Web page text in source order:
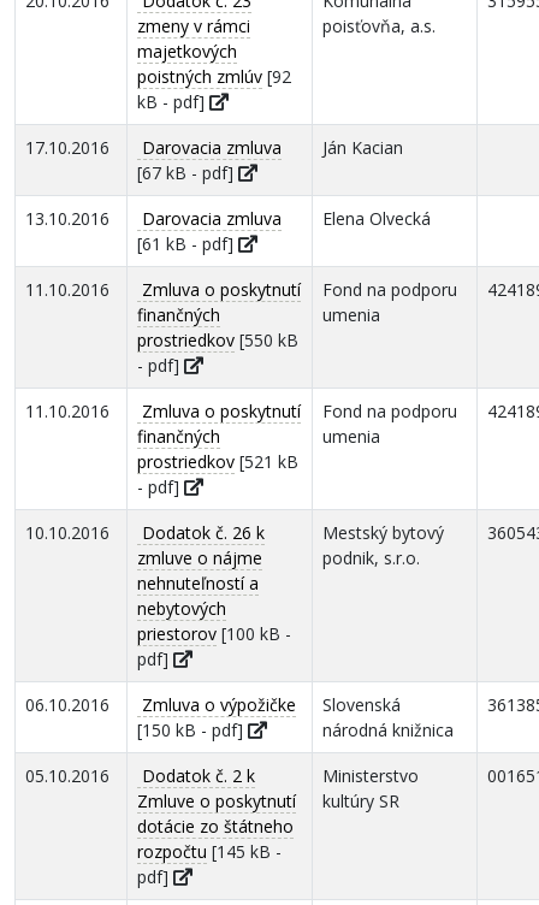
zmeny v rámci
majetkových
poistných zmlúv [92
kB - pdf]
poisťovňa, a.s.
17.10.2016
Darovacia zmluva
[67 kB - pdf]
Ján Kacian
13.10.2016
Darovacia zmluva
[61 kB - pdf]
Elena Olvecká
11.10.2016
Zmluva o poskytnutí
finančných
prostriedkov [550 kB
- pdf]
Fond na podporu
umenia
11.10.2016
Zmluva o poskytnutí
finančných
prostriedkov [521 kB
- pdf]
Fond na podporu
umenia
10.10.2016
Dodatok č. 26 k
zmluve o nájme
nehnuteľností a
nebytových
priestorov [100 kB -
pdf]
Mestský bytový
podnik, s.r.o.
06.10.2016
Zmluva o výpožičke
[150 kB - pdf]
Slovenská
národná knižnica
05.10.2016
Dodatok č. 2 k
Zmluve o poskytnutí
dotácie zo štátneho
rozpočtu [145 kB -
pdf]
Ministerstvo
kultúry SR